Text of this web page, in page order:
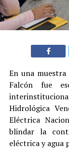
En una
Falcón fue
Hidrológica
Eléctrica
blindar la
eléctrica y agua